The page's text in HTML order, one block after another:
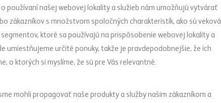
používaní našej webovej lokality a služieb nám umožňujú vytvárať
zákazníkov s množstvom spoločných charakteristík, ako sú veková
ktoré sa používajú na prispôsobenie webovej lokality a
umiestňujeme určité ponuky, takže je pravdepodobnejšie, že ich
ktorých si myslíme, že sú pre Vás relevantné.
mohli propagovať naše produkty a služby našim zákazníkom a